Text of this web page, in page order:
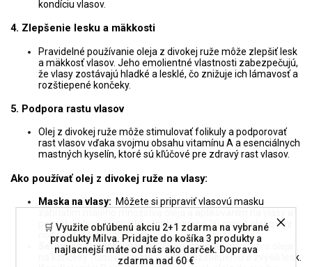
🛒 Využite obľúbenú akciu 2+1 zdarma na vybrané
produkty Milva. Pridajte do košíka 3 produkty a
najlacnejší máte od nás ako darček. Doprava
zdarma nad 60 €
kondíciu vlasov.
4. Zlepšenie lesku a mäkkosti
Pravidelné používanie oleja z divokej ruže môže zlepšiť lesk
a mäkkosť vlasov. Jeho emolientné vlastnosti zabezpečujú,
že vlasy zostávajú hladké a lesklé, čo znižuje ich lámavosť a
rozštiepené končeky.
5. Podpora rastu vlasov
Olej z divokej ruže môže stimulovať folikuly a podporovať
rast vlasov vďaka svojmu obsahu vitamínu A a esenciálnych
mastných kyselín, ktoré sú kľúčové pre zdravý rast vlasov.
Ako používať olej z divokej ruže na vlasy:
Maska na vlasy: Môžete si pripraviť vlasovú masku
pokožku hlavy. Nechajte pôsobiť aspoň 30 minút alebo cez
noc pre hlbšiu hydratáciu.
Serum na končeky vlasov:Aplikujte malé množstvo oleja
na končeky vlasov, aby ste predišli rozštiepeniu a zvýšili lesk.